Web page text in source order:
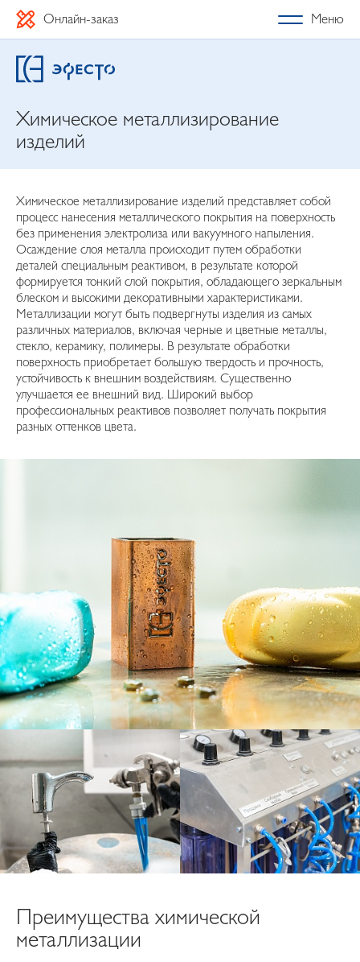
Онлайн-заказ Меню
Химическое металлизирование
изделий
Химическое металлизирование изделий представляет собой
процесс нанесения металлического покрытия на поверхность
без применения электролиза или вакуумного напыления.
Осаждение слоя металла происходит путем обработки
деталей специальным реактивом, в результате которой
формируется тонкий слой покрытия, обладающего зеркальным
блеском и высокими декоративными характеристиками.
Металлизации могут быть подвергнуты изделия из самых
различных материалов, включая черные и цветные металлы,
стекло, керамику, полимеры. В результате обработки
поверхность приобретает большую твердость и прочность,
устойчивость к внешним воздействиям. Существенно
улучшается ее внешний вид. Широкий выбор
профессиональных реактивов позволяет получать покрытия
разных оттенков цвета.
Преимущества химической
металлизации